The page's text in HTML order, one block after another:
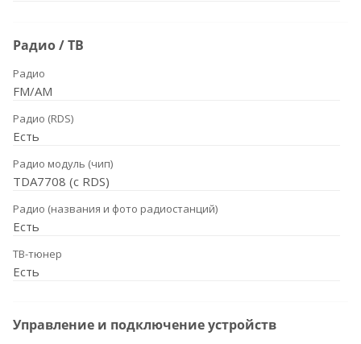
Радио / ТВ
Радио
FM/AM
Радио (RDS)
Есть
Радио модуль (чип)
TDA7708 (с RDS)
Радио (названия и фото радиостанций)
Есть
ТВ-тюнер
Есть
Управление и подключение устройств